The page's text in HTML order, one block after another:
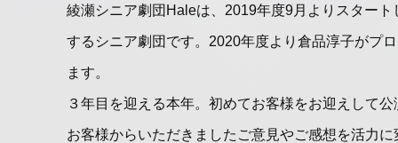
綾瀬シニア劇団Haleは、2019年度9月よりスター
するシニア劇団です。2020年度より倉品淳子がプ
ます。
３年目を迎える本年。初めてお客様をお迎えして
お客様からいただきましたご意見やご感想を活力